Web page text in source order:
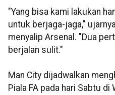
"Yang bisa kami lakukan
untuk berjaga-jaga,"
menyalip Arsenal. "Dua
berjalan sulit."
Man City dijadwalkan
Piala FA pada hari Sabtu